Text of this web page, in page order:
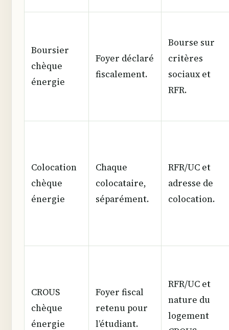
Boursier
chèque
énergie
Foyer déclaré
fiscalement.
Bourse sur
critères
sociaux et
RFR.
Colocation
chèque
énergie
Chaque
colocataire,
séparément.
RFR/UC et
adresse de
colocation.
CROUS
chèque
énergie
Foyer fiscal
retenu pour
l’étudiant.
RFR/UC et
nature du
logement